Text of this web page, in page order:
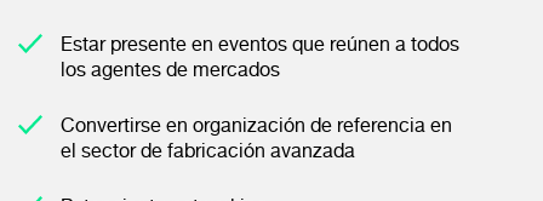
Estar presente en eventos que reúnen a todos
los agentes de mercados
Convertirse en organización de referencia en
el sector de fabricación avanzada